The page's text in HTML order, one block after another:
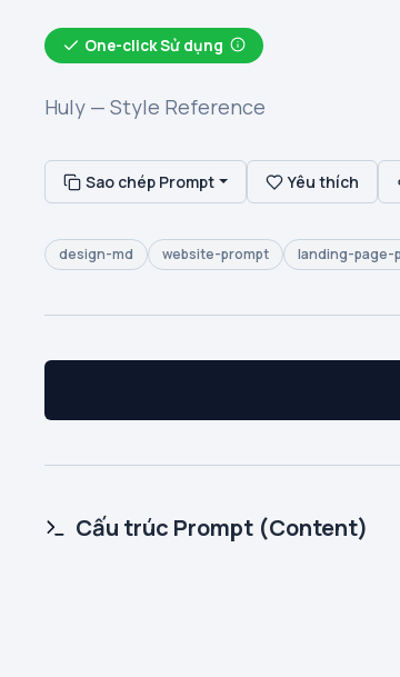
One-click Sử dụng
Huly — Style Reference
Sao chép Prompt Yêu thích
design-md website-prompt landing-page-
Cấu trúc Prompt (Content)